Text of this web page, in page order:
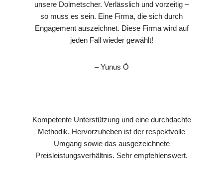
unsere Dolmetscher. Verlässlich und vorzeitig –
so muss es sein. Eine Firma, die sich durch
Engagement auszeichnet. Diese Firma wird auf
jeden Fall wieder gewählt!
– Yunus Ö
Kompetente Unterstützung und eine durchdachte
Methodik. Hervorzuheben ist der respektvolle
Umgang sowie das ausgezeichnete
Preisleistungsverhältnis. Sehr empfehlenswert.